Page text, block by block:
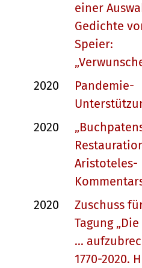
einer
Gedichte
Speier:
2020
Pandemie-
2020
Aristoteles-
2020
Zuschuss
Tagung
...
1770-2020.